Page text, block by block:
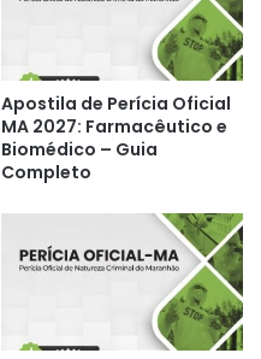
Apostila de Perícia Oficial
MA 2027: Farmacêutico e
Biomédico – Guia
Completo